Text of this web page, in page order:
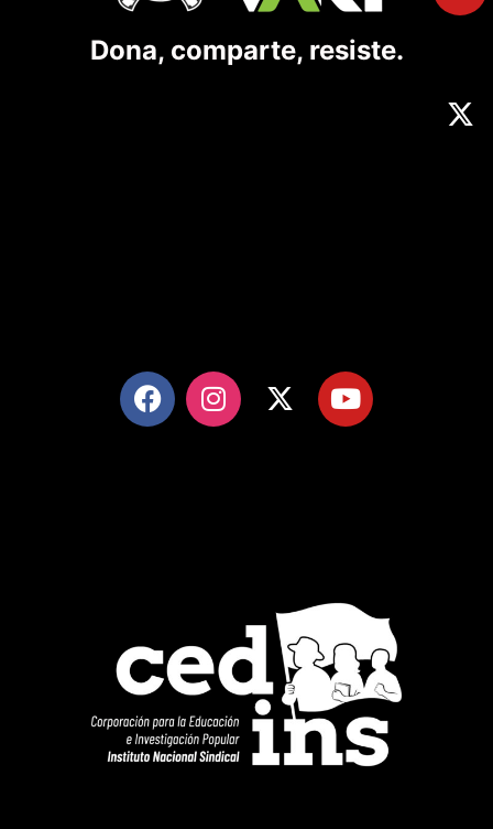
Dona, comparte, resiste.